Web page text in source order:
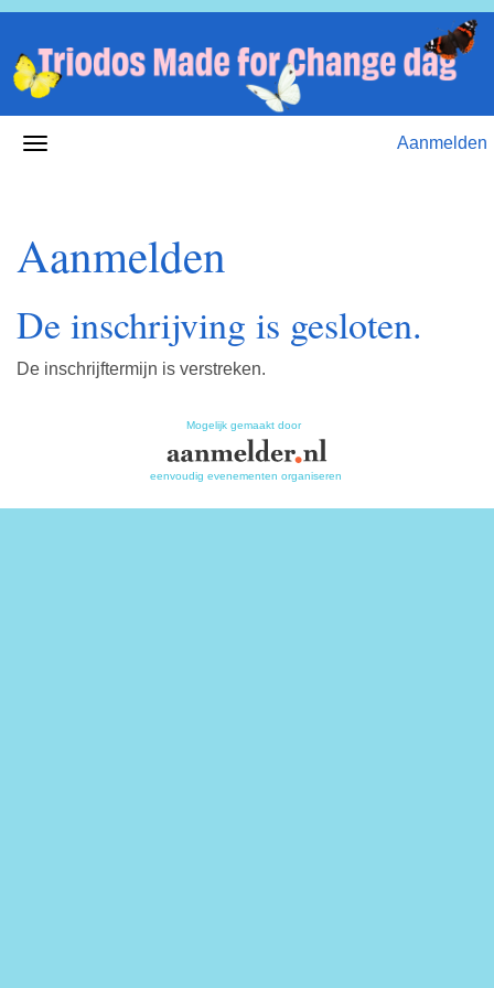
Aanmelden
Aanmelden
De inschrijving is gesloten.
De inschrijftermijn is verstreken.
Mogelijk gemaakt door
eenvoudig evenementen organiseren